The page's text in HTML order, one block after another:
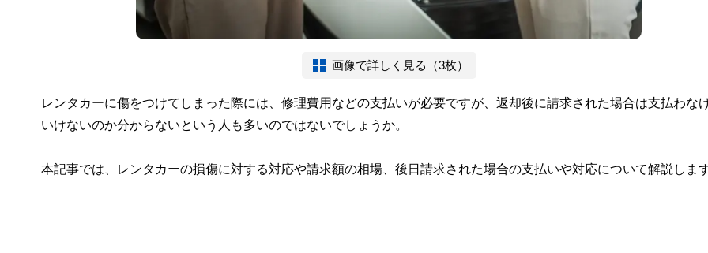
画像で詳しく見る（3枚）
レンタカーに傷をつけてしまった際には、修理費用などの支払いが必要ですが、返却後に請求された場合は支払わな
いけないのか分からないという人も多いのではないでしょうか。
本記事では、レンタカーの損傷に対する対応や請求額の相場、後日請求された場合の支払いや対応について解説します